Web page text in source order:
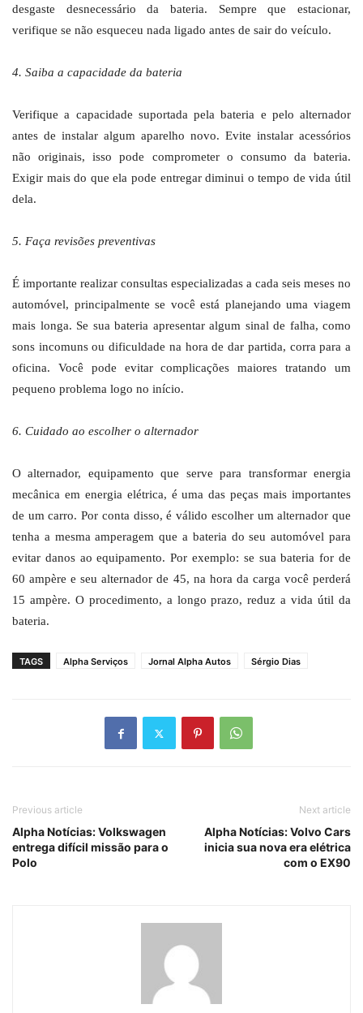
desgaste desnecessário da bateria. Sempre que estacionar,
verifique se não esqueceu nada ligado antes de sair do veículo.
4. Saiba a capacidade da bateria
Verifique a capacidade suportada pela bateria e pelo alternador
antes de instalar algum aparelho novo. Evite instalar acessórios
não originais, isso pode comprometer o consumo da bateria.
Exigir mais do que ela pode entregar diminui o tempo de vida útil
dela.
5. Faça revisões preventivas
É importante realizar consultas especializadas a cada seis meses no
automóvel, principalmente se você está planejando uma viagem
mais longa. Se sua bateria apresentar algum sinal de falha, como
sons incomuns ou dificuldade na hora de dar partida, corra para a
oficina. Você pode evitar complicações maiores tratando um
pequeno problema logo no início.
6. Cuidado ao escolher o alternador
O alternador, equipamento que serve para transformar energia
mecânica em energia elétrica, é uma das peças mais importantes
de um carro. Por conta disso, é válido escolher um alternador que
tenha a mesma amperagem que a bateria do seu automóvel para
evitar danos ao equipamento. Por exemplo: se sua bateria for de
60 ampère e seu alternador de 45, na hora da carga você perderá
15 ampère. O procedimento, a longo prazo, reduz a vida útil da
bateria.
TAGS Alpha Serviços Jornal Alpha Autos Sérgio Dias
Previous article
Alpha Notícias: Volkswagen
entrega difícil missão para o
Polo
Next article
Alpha Notícias: Volvo Cars
inicia sua nova era elétrica
com o EX90